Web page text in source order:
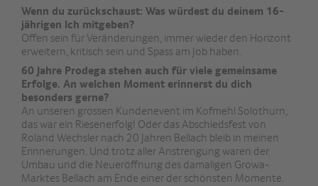
Wenn du zurückschaust: Was würdest du deinem 16-
jährigen Ich mitgeben?
Offen sein für Veränderungen, immer wieder den Horizont
erweitern, kritisch sein und Spass am Job haben.
60 Jahre Prodega stehen auch für viele gemeinsame
Erfolge. An welchen Moment erinnerst du dich
besonders gerne?
An unseren grossen Kundenevent im Kofmehl Solothurn,
das war ein Riesenerfolg! Oder das Abschiedsfest von
Roland Wechsler nach 20 Jahren Bellach bleib in meinen
Erinnerungen. Und trotz aller Anstrengung waren der
Umbau und die Neueröffnung des damaligen Growa-
Marktes Bellach am Ende einer der schönsten Momente.